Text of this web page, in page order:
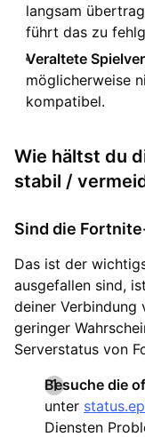
langsam
führt das zu
Veraltete
möglicherweise
kompatibel.
Wie hältst du
stabil /
Sind die
Das ist der
ausgefallen sind,
deiner Verbindung
geringer
Serverstatus von
Besuche die
unter
Diensten